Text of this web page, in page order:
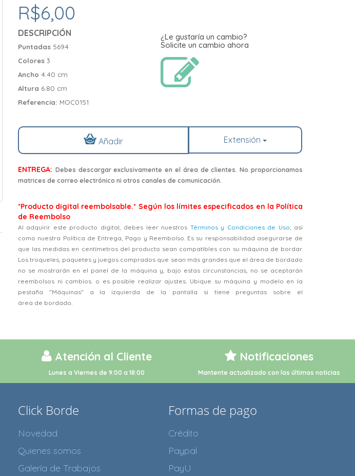
R$6,00
DESCRIPCIÓN
Puntadas 5694
Colores 3
Ancho 4.40 cm
Altura 6.80 cm
Referencia: MOC0151
¿Le gustaría un cambio?
Solicite un cambio ahora
Añadir Extensión
ENTREGA: Debes descargar exclusivamente en el área de clientes. No proporcionamos
matrices de correo electrónico ni otros canales de comunicación.
*Producto digital reembolsable.* Según los límites especificados en la Política
de Reembolso
Al adquirir este producto digital, debes leer nuestros Términos y Condiciones de Uso , así
como nuestra Política de Entrega, Pago y Reembolso. Es su responsabilidad asegurarse de
que las medidas en centímetros del producto sean compatibles con su máquina de bordar.
Los troqueles, paquetes y juegos comprados que sean más grandes que el área de bordado
no se mostrarán en el panel de la máquina y, bajo estas circunstancias, no se aceptarán
reembolsos ni cambios. o es posible realizar ajustes. Ubique su máquina y modelo en la
pestaña "Máquinas" a la izquierda de la pantalla si tiene preguntas sobre el
área de bordado.
Atención al Cliente
Lunes a Viernes de 9:00 a 18:00
Notificaciones
Mantente actualizado con las últimas noticias
Click Borde
Novedad
Quienes somos
Galería de Trabajos
Formas de pago
Crédito
Paypal
PayU